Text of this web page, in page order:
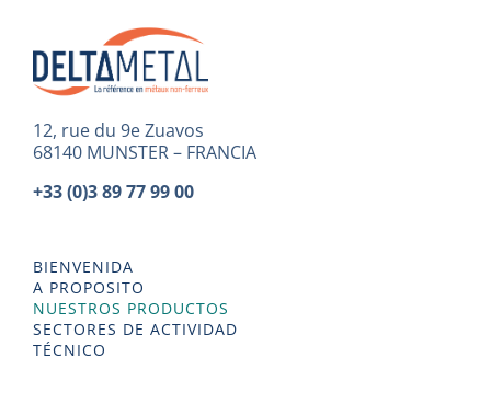
12, rue du 9e Zuavos
68140 MUNSTER – FRANCIA
+33 (0)3 89 77 99 00
BIENVENIDA
A PROPOSITO
NUESTROS PRODUCTOS
SECTORES DE ACTIVIDAD
TÉCNICO